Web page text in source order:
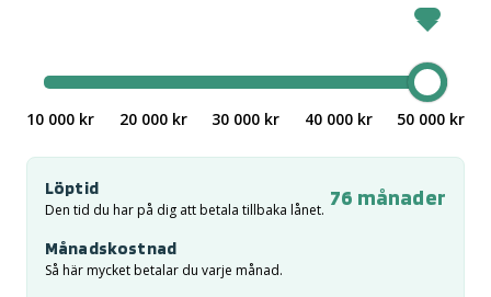
Välj lånebelopp
10 000 kr 20 000 kr 30 000 kr 40 000 kr 50 000 kr
Löptid
Den tid du har på dig att betala tillbaka lånet. 76 månader
Månadskostnad
Så här mycket betalar du varje månad.